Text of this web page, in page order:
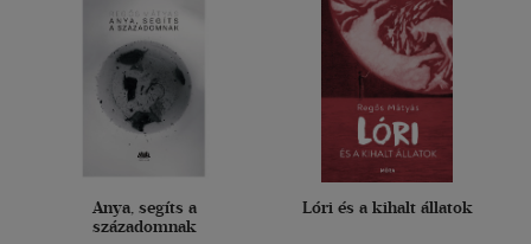
Anya, segíts a
századomnak
Lóri és a kihalt állatok